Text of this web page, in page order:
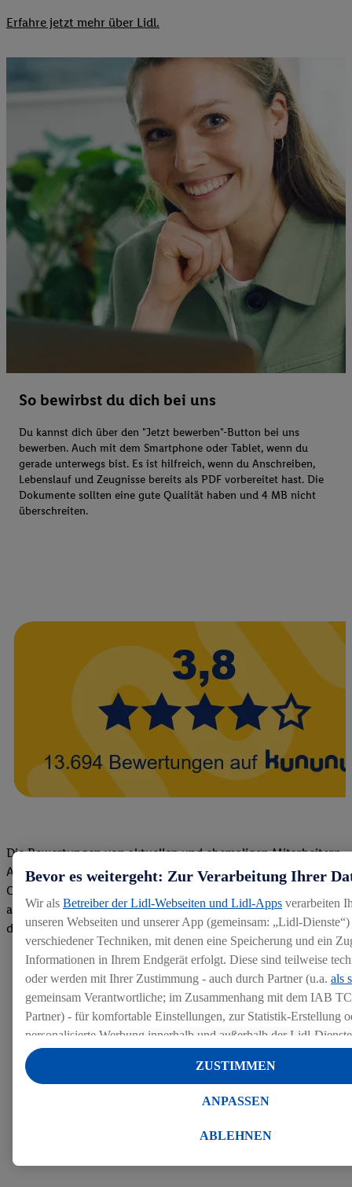
Erfahre jetzt mehr über Lidl.
So bewirbst du dich bei uns
Du kannst dich über den "Jetzt bewerben"-Button bei uns
bewerben. Auch mit dem Smartphone oder Tablet, wenn du
gerade unterwegs bist. Es ist hilfreich, wenn du Anschreiben,
Lebenslauf und Zeugnisse bereits als PDF vorbereitet hast. Die
Dokumente sollten eine gute Qualität haben und 4 MB nicht
überschreiten.
Die Bewertungen von aktuellen und ehemaligen Mitarbeitern,
Azubis und externen Bewerbern haben uns zu einer Top
Company gemacht. Wir freuen uns über unseren guten Score
auf dem Arbeitgeber-Bewertungsportal kununu.Hier geht's zu
den Bewertungen
Bevor es weitergeht: Zur Verarbeitung Ihrer
Wir als Betreiber der Lidl-Webseiten und Lidl-Apps verarbeiten
unseren Webseiten und unserer App (gemeinsam: „Lidl-
verschiedener Techniken, mit denen eine Speicherung und ein
Informationen in Ihrem Endgerät erfolgt. Diese sind teilweise
oder werden mit Ihrer Zustimmung - auch durch Partner (u.a. als
gemeinsam Verantwortliche; im Zusammenhang mit dem IAB
Partner) - für komfortable Einstellungen, zur Statistik-Erstellung
personalisierte Werbung innerhalb und außerhalb der Lidl-
Datenverarbeitungen für personalisierte Werbung werden
Werbung auszusteuern und um Dritten die Ausspielung von
werden für diese Zwecke auch Daten aus Ihrem Filial-
Diensten zur Verfügung gestellt, damit dieser alseigenständig
ABLEHNEN
ANPASSEN
ZUSTIMMEN